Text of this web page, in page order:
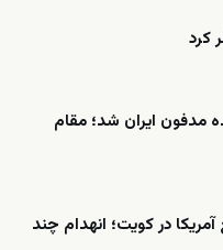
کرد
مدفون ایران شد؛ مقام
آمریکا در کویت؛ انهدام چند